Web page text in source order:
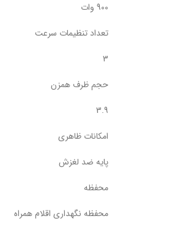
900 وات
تعداد تنظیمات سرعت
3
حجم ظرف همزن
3.9
امکانات ظاهری
پایه ضد لغزش
محفظه
محفظه نگهداری اقلام همراه